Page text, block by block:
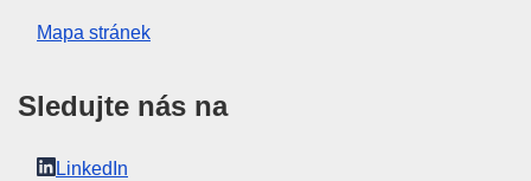
Mapa stránek
Sledujte nás na
LinkedIn